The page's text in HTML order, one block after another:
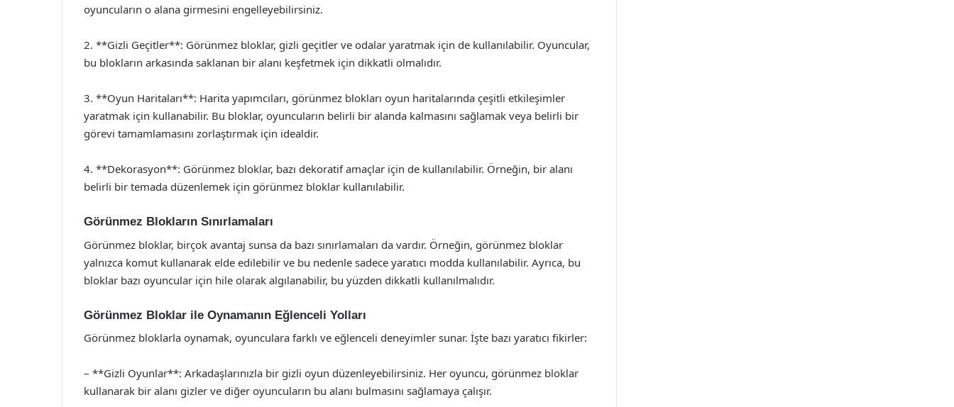
oyuncuların o alana girmesini engelleyebilirsiniz.
2. **Gizli Geçitler**: Görünmez bloklar, gizli geçitler ve odalar yaratmak için de kullanılabilir. Oyuncular,
bu blokların arkasında saklanan bir alanı keşfetmek için dikkatli olmalıdır.
3. **Oyun Haritaları**: Harita yapımcıları, görünmez blokları oyun haritalarında çeşitli etkileşimler
yaratmak için kullanabilir. Bu bloklar, oyuncuların belirli bir alanda kalmasını sağlamak veya belirli bir
görevi tamamlamasını zorlaştırmak için idealdir.
4. **Dekorasyon**: Görünmez bloklar, bazı dekoratif amaçlar için de kullanılabilir. Örneğin, bir alanı
belirli bir temada düzenlemek için görünmez bloklar kullanılabilir.
Görünmez Blokların Sınırlamaları
Görünmez bloklar, birçok avantaj sunsa da bazı sınırlamaları da vardır. Örneğin, görünmez bloklar
yalnızca komut kullanarak elde edilebilir ve bu nedenle sadece yaratıcı modda kullanılabilir. Ayrıca, bu
bloklar bazı oyuncular için hile olarak algılanabilir, bu yüzden dikkatli kullanılmalıdır.
Görünmez Bloklar ile Oynamanın Eğlenceli Yolları
Görünmez bloklarla oynamak, oyunculara farklı ve eğlenceli deneyimler sunar. İşte bazı yaratıcı fikirler:
– **Gizli Oyunlar**: Arkadaşlarınızla bir gizli oyun düzenleyebilirsiniz. Her oyuncu, görünmez bloklar
kullanarak bir alanı gizler ve diğer oyuncuların bu alanı bulmasını sağlamaya çalışır.